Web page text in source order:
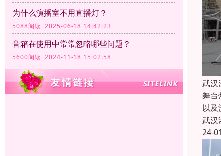
为什么演播室不用直播灯？
5088阅读 2025-06-18 14:42:23
音箱在使用中常常忽略哪些问题？
5600阅读 2024-11-18 15:02:58
武汉
舞台
以及
武汉
24-